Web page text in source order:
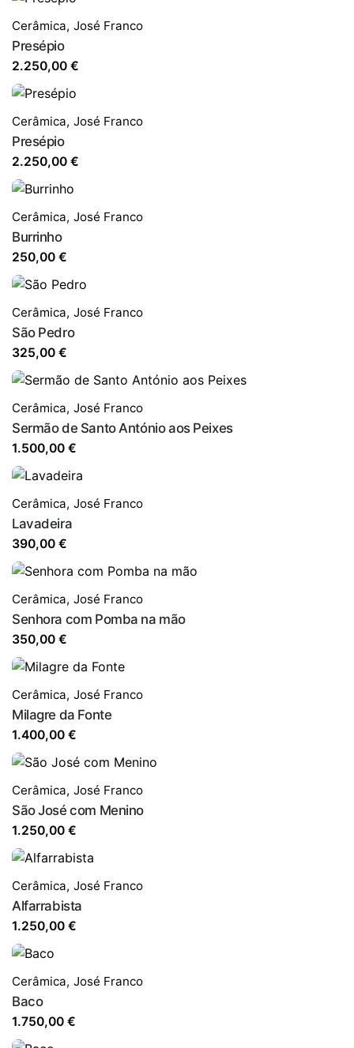
Cerâmica, José Franco
Presépio
2.250,00 €
Cerâmica, José Franco
Presépio
2.250,00 €
Cerâmica, José Franco
Burrinho
250,00 €
Cerâmica, José Franco
São Pedro
325,00 €
Cerâmica, José Franco
Sermão de Santo António aos Peixes
1.500,00 €
Cerâmica, José Franco
Lavadeira
390,00 €
Cerâmica, José Franco
Senhora com Pomba na mão
350,00 €
Cerâmica, José Franco
Milagre da Fonte
1.400,00 €
Cerâmica, José Franco
São José com Menino
1.250,00 €
Cerâmica, José Franco
Alfarrabista
1.250,00 €
Cerâmica, José Franco
Baco
1.750,00 €